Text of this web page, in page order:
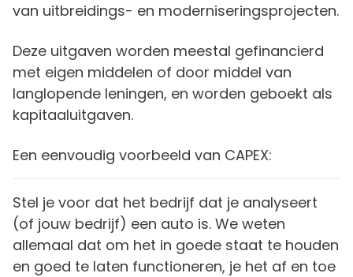
van uitbreidings- en moderniseringsprojecten.
Deze uitgaven worden meestal gefinancierd
met eigen middelen of door middel van
langlopende leningen, en worden geboekt als
kapitaaluitgaven.
Een eenvoudig voorbeeld van CAPEX:
Stel je voor dat het bedrijf dat je analyseert
(of jouw bedrijf) een auto is. We weten
allemaal dat om het in goede staat te houden
en goed te laten functioneren, je het af en toe